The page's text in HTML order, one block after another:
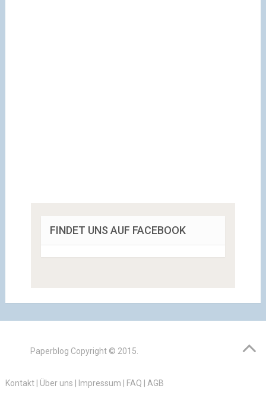
FINDET UNS AUF FACEBOOK
Paperblog Copyright © 2015.
Kontakt| Über uns Impressum FAQ AGB